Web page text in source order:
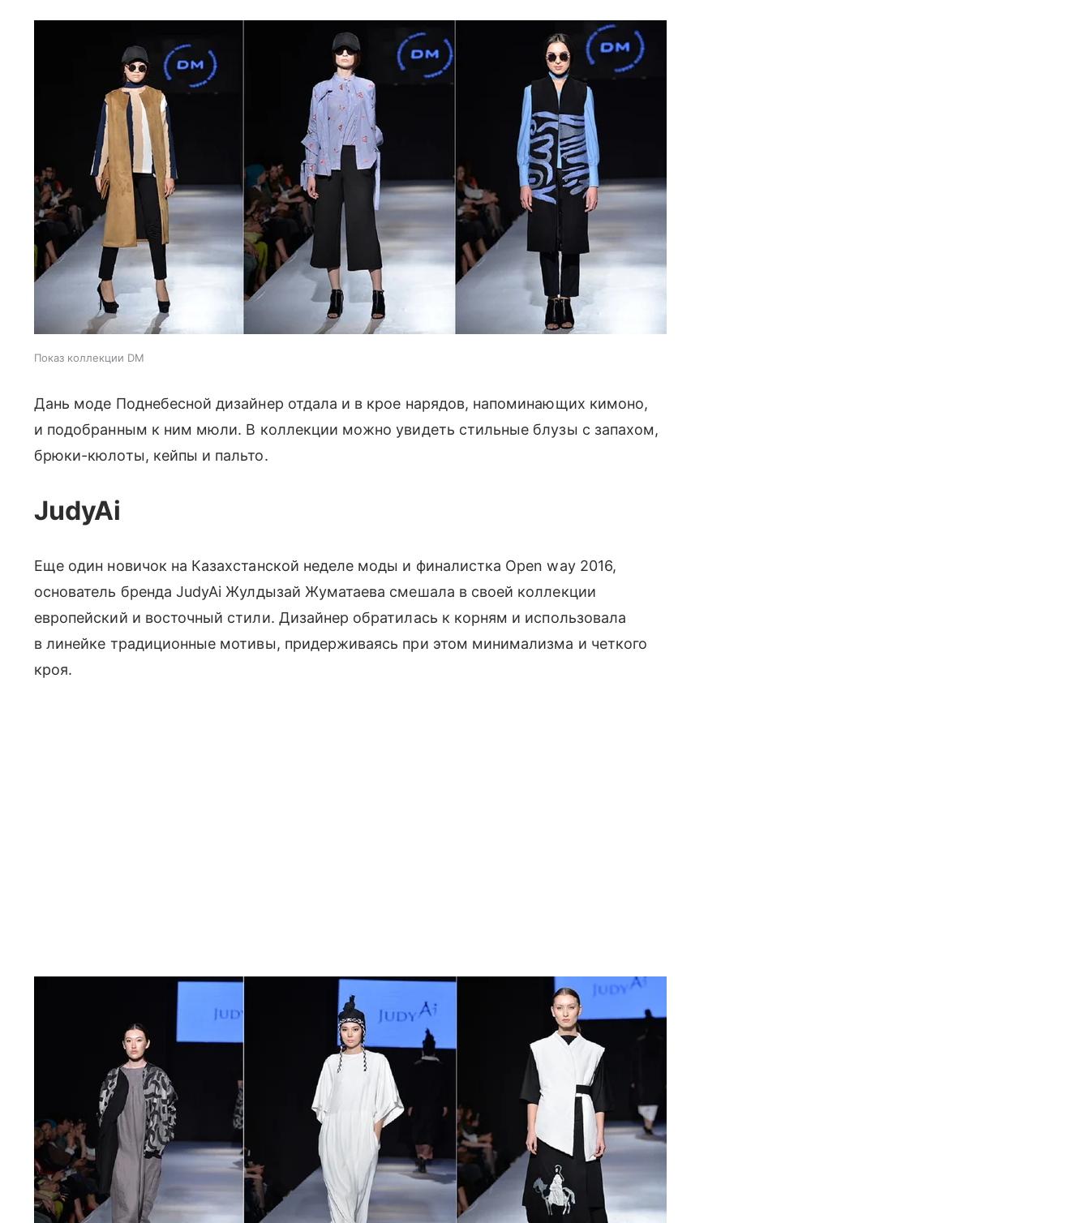
Показ коллекции DM
Дань моде Поднебесной дизайнер отдала и в крое нарядов, напоминающих кимоно,
и подобранным к ним мюли. В коллекции можно увидеть стильные блузы с запахом,
брюки-кюлоты, кейпы и пальто.
JudyAi
Еще один новичок на Казахстанской неделе моды и финалистка Open way 2016,
основатель бренда JudyAi Жулдызай Жуматаева смешала в своей коллекции
европейский и восточный стили. Дизайнер обратилась к корням и использовала
в линейке традиционные мотивы, придерживаясь при этом минимализма и четкого
кроя.